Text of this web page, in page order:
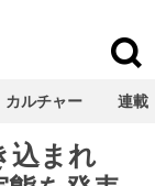
込まれ
カルチャー 連載